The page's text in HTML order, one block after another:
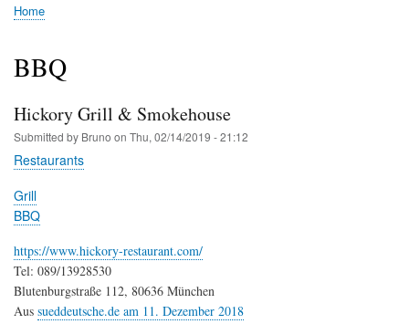
Breadcrumb
Home
BBQ
Hickory Grill & Smokehouse
Submitted by Bruno on Thu, 02/14/2019 - 21:12
Restaurants
Grill
BBQ
https://www.hickory-restaurant.com/
Tel: 089/13928530
Blutenburgstraße 112, 80636 München
Aus sueddeutsche.de am 11. Dezember 2018